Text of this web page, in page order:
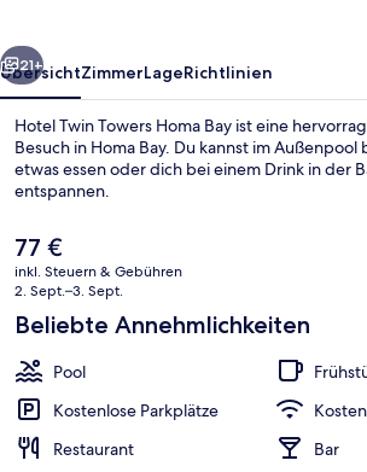
Restaurant
Weiter
21+
ÜbersichtZimmerLageRichtlinien
Hotel Twin Towers Homa Bay ist eine
Besuch in Homa Bay. Du kannst im Außenpool
etwas essen oder dich bei einem Drink in der
entspannen.
Der
aktuelle
Preis
77 €.
77 €
inkl. Steuern & Gebühren
2. Sept.–3. Sept.
Beliebte Annehmlichkeiten
Pool
Kostenlose Parkplätze
Restaurant
Bar